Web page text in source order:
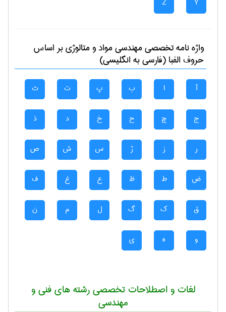
واژه نامه تخصصیمهندسی مواد و متالوژیبر اساس
حروف الفبا (فارسی به انگلیسی)
آ ا ب پ ت ث
ج چ ح خ د ذ
ر ز ژ س ش ص
ض ط ظ ع غ ف
ق ک گ ل م ن
و ه ی
لغات و اصطلاحات تخصصی رشته های فنی و
مهندسی